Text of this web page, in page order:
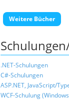
Weitere Bücher
.NET-Schulungen
C#-Schulungen
ASP.NET, JavaScript/
WCF-Schulung